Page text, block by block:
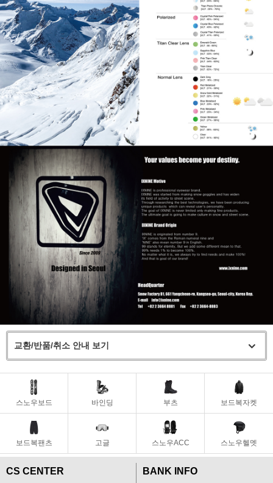
교환/반품/취소 안내 보기
스노우보드 바인딩 부츠 보드복자켓
보드복팬츠 고글 스노우ACC 스노우헬멧
CS CENTER BANK INFO